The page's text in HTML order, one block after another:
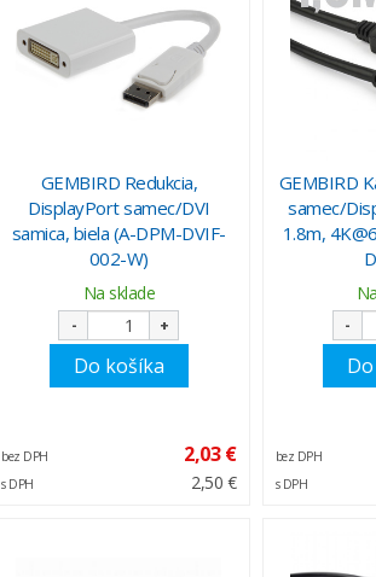
GEMBIRD Redukcia,
DisplayPort samec/DVI
samica, biela (A-DPM-DVIF-
002-W)
Na sklade
- +
Do košíka
bez DPH 2,03 €
s DPH 2,50 €
GEMBIRD
samec/
1.8m,
-
bez DPH
s DPH